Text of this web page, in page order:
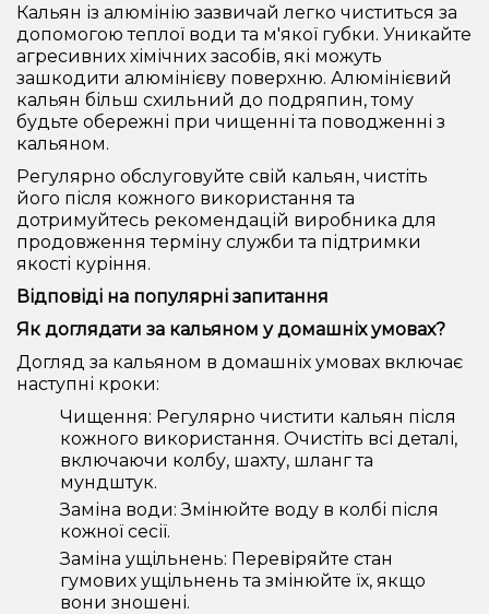
Кальян із алюмінію зазвичай легко чиститься за
допомогою теплої води та м'якої губки. Уникайте
агресивних хімічних засобів, які можуть
зашкодити алюмінієву поверхню. Алюмінієвий
кальян більш схильний до подряпин, тому
будьте обережні при чищенні та поводженні з
кальяном.
Регулярно обслуговуйте свій кальян, чистіть
його після кожного використання та
дотримуйтесь рекомендацій виробника для
продовження терміну служби та підтримки
якості куріння.
Відповіді на популярні запитання
Як доглядати за кальяном у домашніх умовах?
Догляд за кальяном в домашніх умовах включає
наступні кроки:
Чищення: Регулярно чистити кальян після
кожного використання. Очистіть всі деталі,
включаючи колбу, шахту, шланг та
мундштук.
Заміна води: Змінюйте воду в колбі після
кожної сесії.
Заміна ущільнень: Перевіряйте стан
гумових ущільнень та змінюйте їх, якщо
вони зношені.